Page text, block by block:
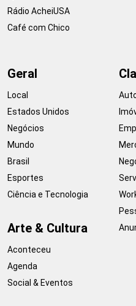
Rádio AcheiUSA
Café com Chico
Geral
Local
Estados Unidos
Negócios
Mundo
Brasil
Esportes
Ciência e Tecnologia
Arte & Cultura
Aconteceu
Agenda
Social & Eventos